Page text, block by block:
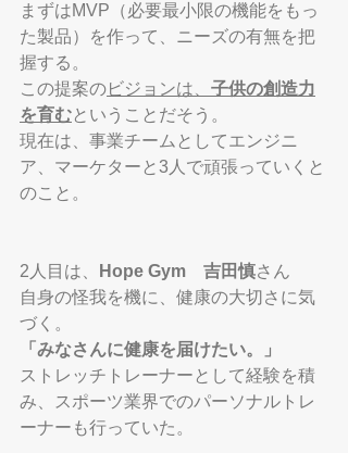
まずはMVP（必要最小限の機能をもっ
た製品）を作って、ニーズの有無を把
握する。
この提案のビジョンは、 子供の創造力
を育むということだそう。
現在は、事業チームとしてエンジニ
ア、マーケターと3人で頑張っていくと
のこと。
2人目は、 Hope Gym　吉田慎さん
自身の怪我を機に、健康の大切さに気
づく。
「みなさんに健康を届けたい。」
ストレッチトレーナーとして経験を積
み、スポーツ業界でのパーソナルトレ
ーナーも行っていた。